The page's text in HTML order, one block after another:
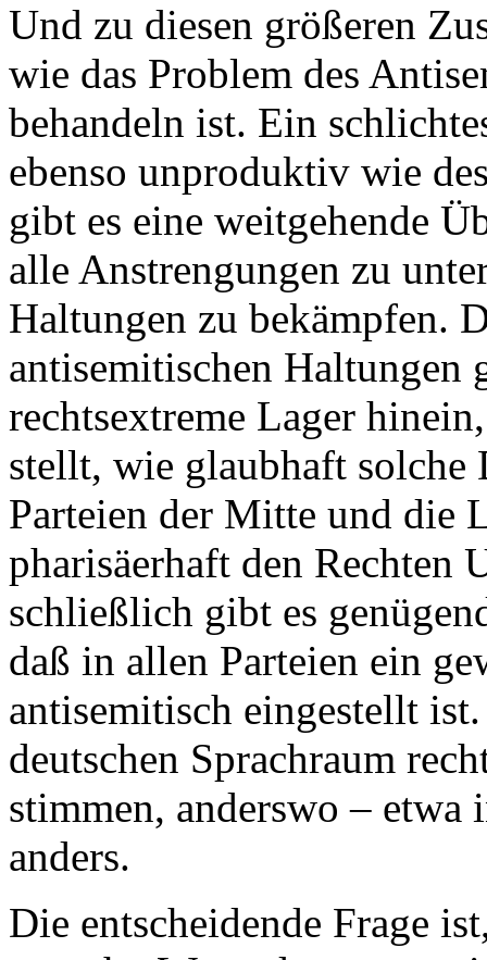
Und zu diesen größeren
wie das Problem des
behandeln ist. Ein
ebenso unproduktiv wie
gibt es eine weitgehende
alle Anstrengungen zu
Haltungen zu bekämpfen.
antisemitischen Haltungen
rechtsextreme Lager
stellt, wie glaubhaft solche
Parteien der Mitte und die
pharisäerhaft den Rechten
schließlich gibt es
daß in allen Parteien ein
antisemitisch eingestellt
deutschen Sprachraum
stimmen, anderswo –
anders.
Die entscheidende Frage